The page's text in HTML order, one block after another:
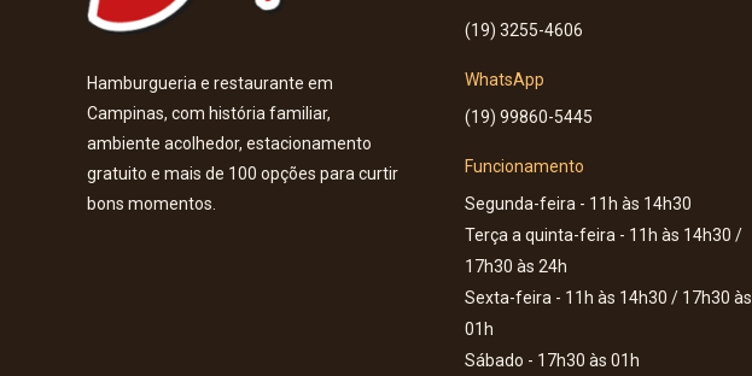
Hamburgueria e restaurante em
Campinas, com história familiar,
ambiente acolhedor, estacionamento
gratuito e mais de 100 opções para curtir
bons momentos.
(19) 3255-4606
WhatsApp
(19) 99860-5445
Funcionamento
Segunda-feira - 11h às 14h30
Terça a quinta-feira - 11h às 14h30 /
17h30 às 24h
Sexta-feira - 11h às 14h30 / 17h30 às
01h
Sábado - 17h30 às 01h